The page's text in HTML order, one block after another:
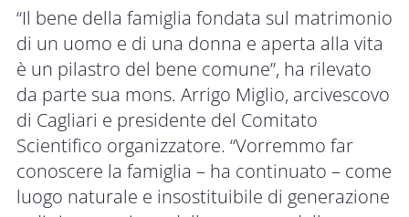
“Il bene della famiglia fondata sul matrimonio
di un uomo e di una donna e aperta alla vita
è un pilastro del bene comune”, ha rilevato
da parte sua mons. Arrigo Miglio, arcivescovo
di Cagliari e presidente del Comitato
Scientifico organizzatore. “Vorremmo far
conoscere la famiglia – ha continuato – come
luogo naturale e insostituibile di generazione